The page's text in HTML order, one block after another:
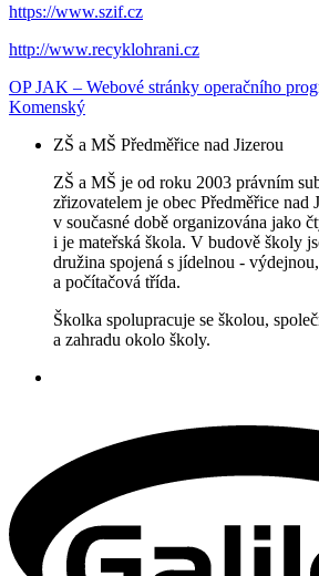
https://www.szif.cz
http://www.recyklohrani.cz
OP JAK – Webové stránky operačního
Komenský
ZŠ a MŠ Předměřice nad Jizerou
ZŠ a MŠ je od roku 2003 právním
zřizovatelem je obec Předměřice nad
v současné době organizována jako
i je mateřská škola. V budově školy
družina spojená s jídelnou -
a počítačová třída.
Školka spolupracuje se školou,
a zahradu okolo školy.